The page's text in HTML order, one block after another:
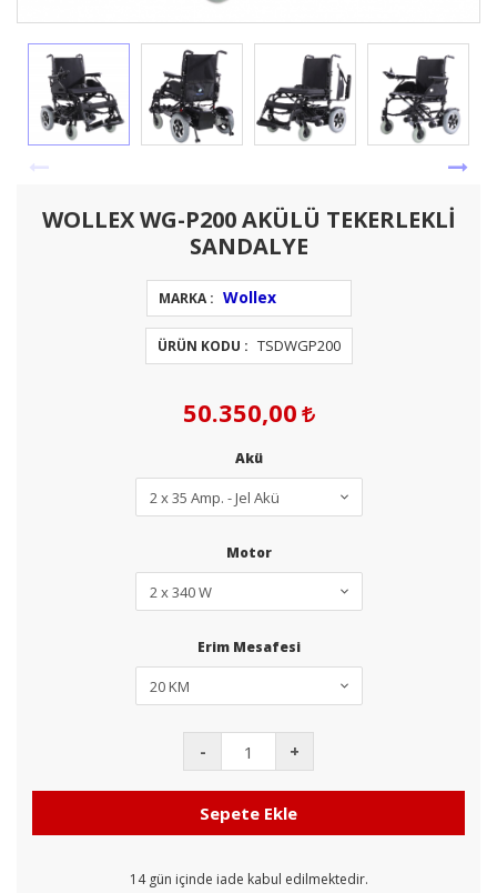
WOLLEX WG-P200 AKÜLÜ TEKERLEKLİ
SANDALYE
MARKA : Wollex
ÜRÜN KODU : TSDWGP200
50.350,00
Akü
Motor
Erim Mesafesi
- +
Sepete Ekle
14gün içinde iade kabul edilmektedir.